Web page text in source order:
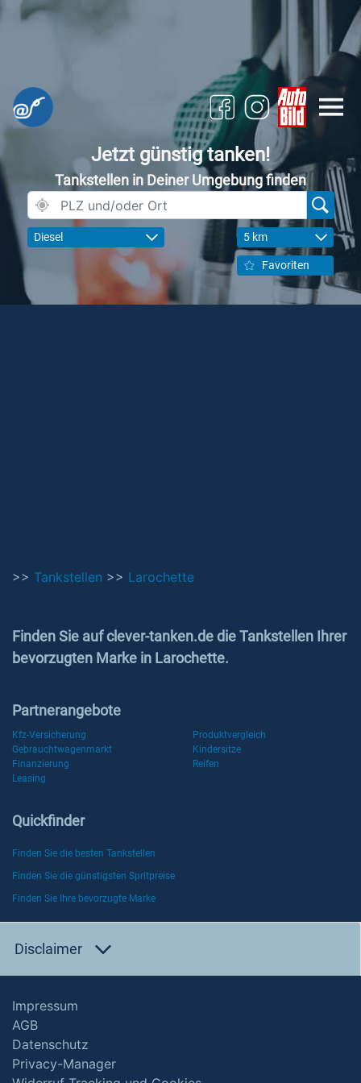
Jetzt günstig tanken!
Tankstellen in Deiner Umgebung finden
Diesel 5 km
Favoriten
>> Tankstellen >> Larochette
Finden Sie auf clever-tanken.de die Tankstellen Ihrer
bevorzugten Marke in Larochette.
Partnerangebote
Kfz-Versicherung
Produktvergleich
Gebrauchtwagenmarkt
Kindersitze
Finanzierung
Reifen
Leasing
Quickfinder
Finden Sie die besten Tankstellen
Finden Sie die günstigsten Spritpreise
Finden Sie Ihre bevorzugte Marke
Disclaimer
Impressum
AGB
Datenschutz
Privacy-Manager